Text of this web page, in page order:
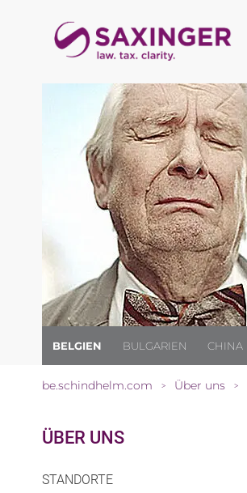
BELGIEN BULGARIEN CHINA
be.schindhelm.com > Über uns >
ÜBER UNS
STANDORTE